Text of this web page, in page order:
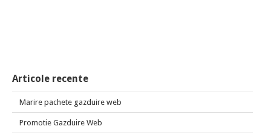
Articole recente
Marire pachete gazduire web
Promotie Gazduire Web